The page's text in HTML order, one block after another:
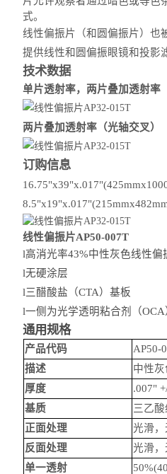
式。
线性偏振片（和圆偏振片）也
提供线性和圆偏振眼镜和投影
技术数据
单片透射率，两片叠加透射率
两片叠加透射率（光轴交叉）
订购信息
线性偏振片AP50-007T
l高消光率43%中性灰色线性偏
l无硬涂层
l三醋酸盐（CTA）基板
l一侧为光学透明粘合剂（OCA
通用规格
产品代码
AP50-
描述
中性
厚度
.007"
基质
三乙酸
正面处理
光滑，
反面处理
光滑，
单一透射